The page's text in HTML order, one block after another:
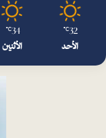
32
℃
الأحد
34
℃
الأثنين